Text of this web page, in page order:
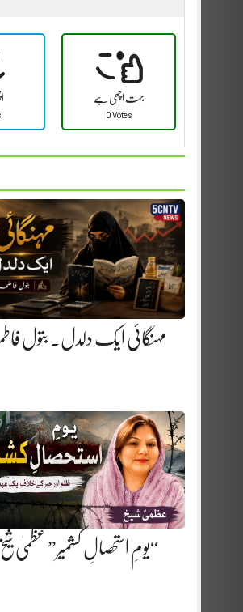
بہت اچھی ہے
0 Votes
مہنگائی ایک دلدل. بتول
“یومِ استحصالِ کشمیر” عظمیٰ شیخ